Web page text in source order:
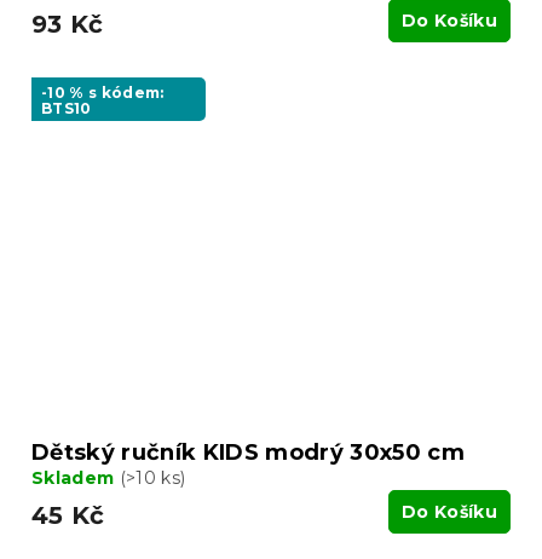
93 Kč Do Košíku
-10 % s kódem:
BTS10
Dětský ručník KIDS modrý 30x50 cm
Skladem (>10 ks)
45 Kč Do Košíku